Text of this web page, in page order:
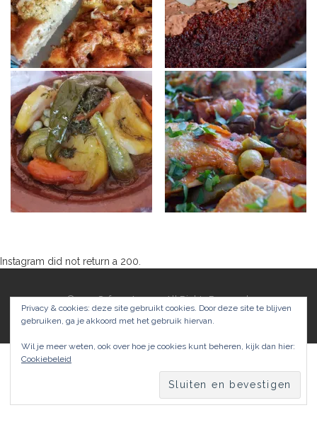
Instagram did not return a 200.
©2017 SafranaArgana. All Rights Reserved.
Theme byMOOZ ThemesPowered by WordPress
Privacy & cookies: deze site gebruikt cookies. Door deze site te blijven
gebruiken, ga je akkoord met het gebruik hiervan.
Wil je meer weten, ook over hoe je cookies kunt beheren, kijk dan hier:
Cookiebeleid